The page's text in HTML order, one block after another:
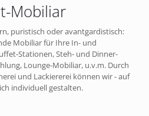
Mobiliar
puristisch oder avantgardistisch:
Mobiliar für Ihre In- und
Stationen, Steh- und Dinner-
Lounge-Mobiliar, u.v.m. Durch
und Lackiererei können wir - auf
individuell gestalten.